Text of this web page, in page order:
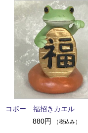
コポー 福招きカエル
880円
（税込み）